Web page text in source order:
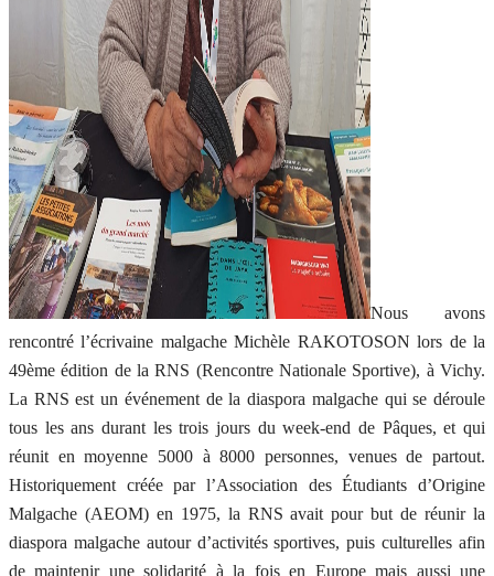
Nous avons
rencontré l’écrivaine malgache Michèle RAKOTOSON lors de la
49ème édition de la RNS (Rencontre Nationale Sportive), à Vichy.
La RNS est un événement de la diaspora malgache qui se déroule
tous les ans durant les trois jours du week-end de Pâques, et qui
réunit en moyenne 5000 à 8000 personnes, venues de partout.
Historiquement créée par l’Association des Étudiants d’Origine
Malgache (AEOM) en 1975, la RNS avait pour but de réunir la
diaspora malgache autour d’activités sportives, puis culturelles afin
de maintenir une solidarité à la fois en Europe mais aussi une